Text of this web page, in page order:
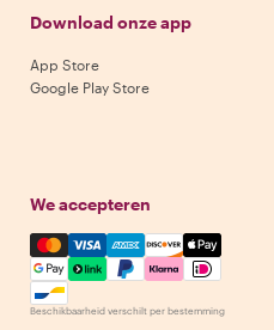
Download onze app
App Store
Google Play Store
We accepteren
Mastercard, Visa, Amex,
Beschikbaarheid verschilt per bestemming